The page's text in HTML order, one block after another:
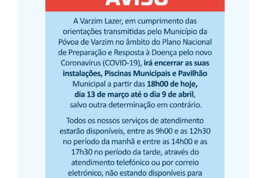
Encerramento das
Instalações